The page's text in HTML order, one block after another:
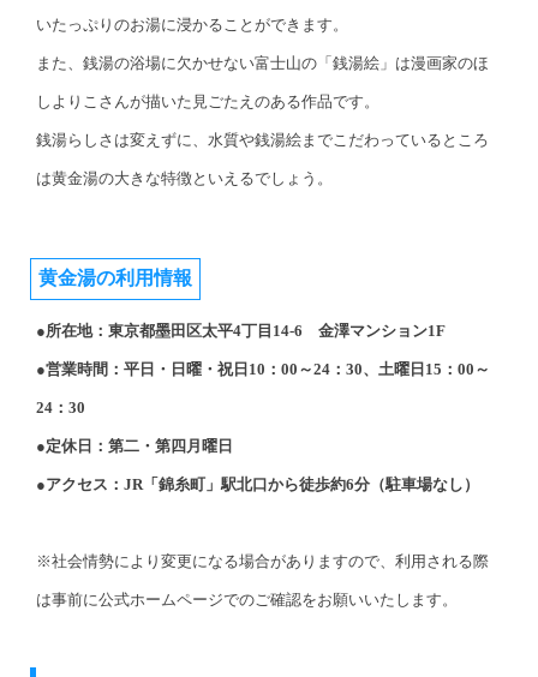
いたっぷりのお湯に浸かることができます。
また、銭湯の浴場に欠かせない富士山の「銭湯絵」は漫画家のほ
しよりこさんが描いた見ごたえのある作品です。
銭湯らしさは変えずに、水質や銭湯絵までこだわっているところ
は黄金湯の大きな特徴といえるでしょう。
黄金湯の利用情報
●所在地：東京都墨田区太平4丁目14-6 金澤マンション1F
●営業時間：平日・日曜・祝日10：00～24：30、土曜日15：00～
24：30
●定休日：第二・第四月曜日
●アクセス：JR「錦糸町」駅北口から徒歩約6分（駐車場なし）
※社会情勢により変更になる場合がありますので、利用される際
は事前に公式ホームページでのご確認をお願いいたします。